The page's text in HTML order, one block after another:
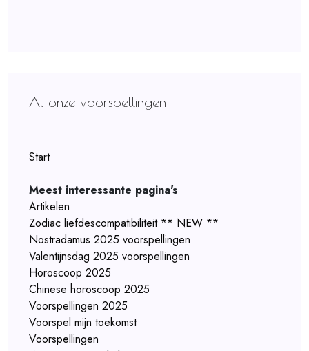
Al onze voorspellingen
Start
Meest interessante pagina's
Artikelen
Zodiac liefdescompatibiliteit ** NEW **
Nostradamus 2025 voorspellingen
Valentijnsdag 2025 voorspellingen
Horoscoop 2025
Chinese horoscoop 2025
Voorspellingen 2025
Voorspel mijn toekomst
Voorspellingen